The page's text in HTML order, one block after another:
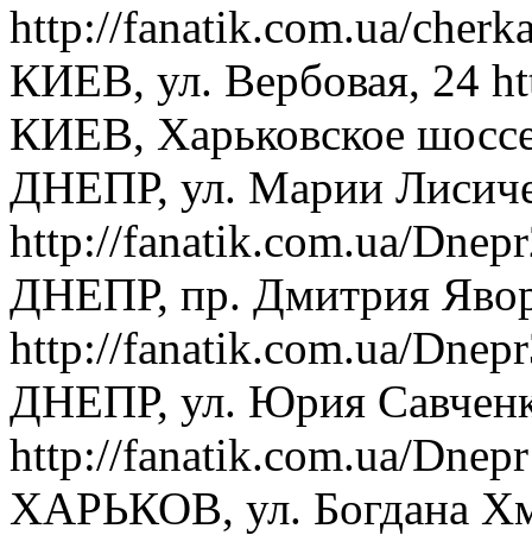
http://fanatik.com.ua/
КИЕВ, ул. Вербовая, 24
КИЕВ, Харьковское
ДНЕПР, ул. Марии
http://fanatik.com.ua/
ДНЕПР, пр. Дмитрия
http://fanatik.com.ua/
ДНЕПР, ул. Юрия
http://fanatik.com.ua/Dnepr
ХАРЬКОВ, ул. Богдана